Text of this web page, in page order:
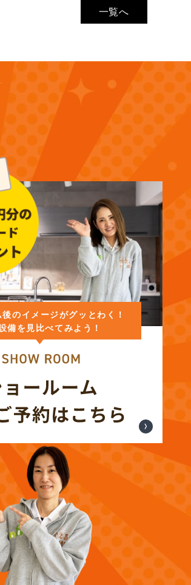
一覧へ
のイメージがグッとわく！
備を見比べてみよう！